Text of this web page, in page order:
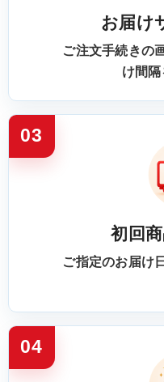
お届け
ご注文手続きの
け間隔
03
初回
ご指定のお届け
04